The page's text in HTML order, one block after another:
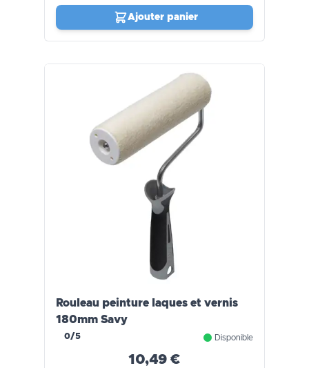
Ajouter panier
Rouleau peinture laques et vernis
180mm Savy
0/5 Disponible
10,49 €